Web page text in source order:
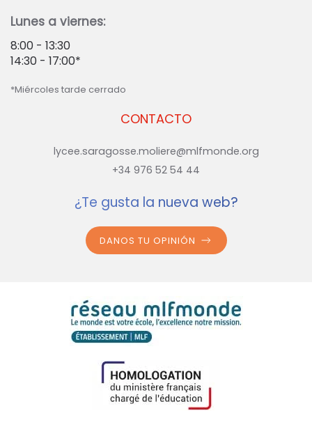
CONTACTO
lycee.saragosse.moliere@mlfmonde.org
+34 976 52 54 44
Lunes a viernes:
8:00 - 13:30
14:30 - 17:00*
*Miércoles tarde cerrado
¿Te gusta la nueva web?
DANOS TU OPINIÓN